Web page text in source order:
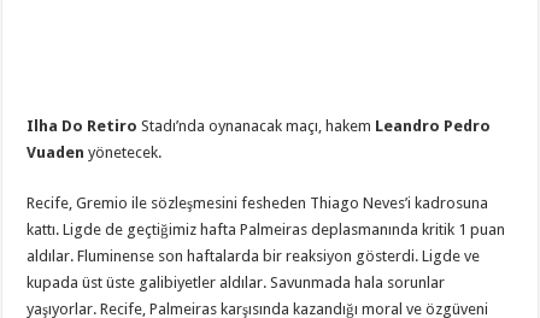
Ilha Do Retiro Stadı’nda oynanacak maçı, hakem Leandro Pedro
Vuaden yönetecek.
Recife, Gremio ile sözleşmesini fesheden Thiago Neves’i kadrosuna
kattı. Ligde de geçtiğimiz hafta Palmeiras deplasmanında kritik 1 puan
aldılar. Fluminense son haftalarda bir reaksiyon gösterdi. Ligde ve
kupada üst üste galibiyetler aldılar. Savunmada hala sorunlar
yaşıyorlar. Recife, Palmeiras karşısında kazandığı moral ve özgüveni